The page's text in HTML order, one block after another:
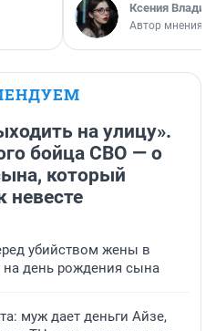
Ксения
Автор мнения
на улицу».
бойца СВО — о
который
невесте
убийством жены в
на день рождения сына
муж дает деньги Айзе,